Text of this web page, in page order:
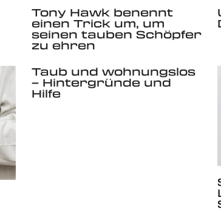
Tony Hawk benennt
einen Trick um, um
seinen tauben Schöpfer
zu ehren
Taub und wohnungslos
– Hintergründe und
Hilfe